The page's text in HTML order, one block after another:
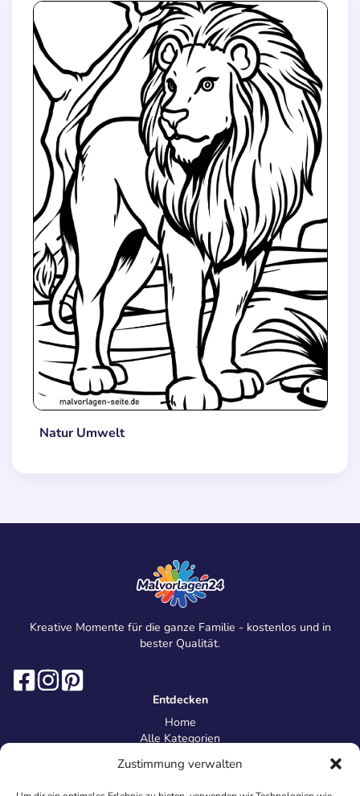
Zustimmung verwalten
Natur Umwelt
Kreative Momente für die ganze Familie - kostenlos und in
bester Qualität.
Entdecken
Home
Alle Kategorien
Information